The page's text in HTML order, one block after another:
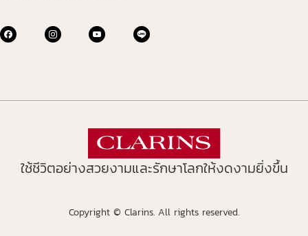
ใช้ชีวิตอย่างสวยงามและรักษาโลกให้งดงามยิ่งขึ้น
Copyright © Clarins. All rights reserved.